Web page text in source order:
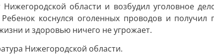
области и возбудил уголовное
коснулся оголенных проводов и
и здоровью ничего не угрожает.
Нижегородской области.